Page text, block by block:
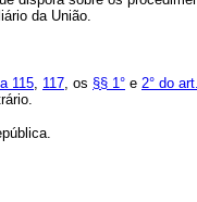
da União.
115, 117, os §§ 1° e 2° do